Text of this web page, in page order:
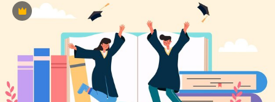
Premium